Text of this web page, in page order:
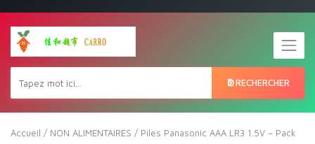
RECHERCHER
Accueil / NON ALIMENTAIRES / Piles Panasonic AAA LR3 1.5V – Pack